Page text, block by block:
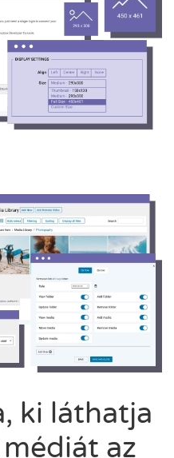
ki láthatja
az